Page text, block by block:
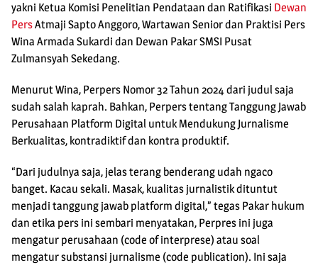
yakni Ketua Komisi Penelitian Pendataan dan Ratifikasi Dewan
PersAtmaji Sapto Anggoro, Wartawan Senior dan Praktisi Pers
Wina Armada Sukardi dan Dewan Pakar SMSI Pusat
Zulmansyah Sekedang.
Menurut Wina, Perpers Nomor 32 Tahun 2024 dari judul saja
sudah salah kaprah. Bahkan, Perpers tentang Tanggung Jawab
Perusahaan Platform Digital untuk Mendukung Jurnalisme
Berkualitas, kontradiktif dan kontra produktif.
“Dari judulnya saja, jelas terang benderang udah ngaco
banget. Kacau sekali. Masak, kualitas jurnalistik dituntut
menjadi tanggung jawab platform digital,” tegas Pakar hukum
dan etika pers ini sembari menyatakan, Perpres ini juga
mengatur perusahaan (code of interprese) atau soal
mengatur substansi jurnalisme (code publication). Ini saja